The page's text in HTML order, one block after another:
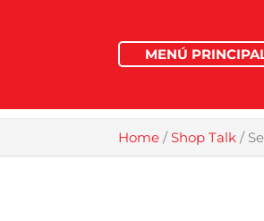
MENÚ
Home /Shop Talk /